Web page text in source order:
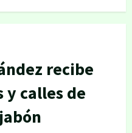
recibe
y calles de